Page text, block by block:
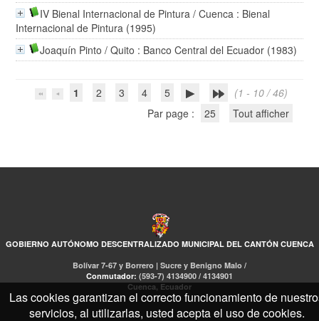
IV Bienal Internacional de Pintura / Cuenca : Bienal
Internacional de Pintura (1995)
Joaquín Pinto / Quito : Banco Central del Ecuador (1983)
1 2 3 4 5
(1 - 10 / 46)
Par page :
25 Tout afficher
GOBIERNO AUTÓNOMO DESCENTRALIZADO MUNICIPAL DEL CANTÓN CUENCA
Bolívar 7-67 y Borrero | Sucre y Benigno Malo /
Conmutador: (593-7) 4134900 / 4134901
Cuenca, Ecuador
Las cookies garantizan el correcto funcionamiento de
servicios, al utilizarlas, usted acepta el uso de cookies.